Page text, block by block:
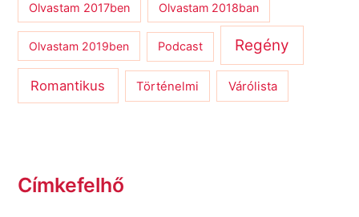
Olvastam 2017ben Olvastam 2018ban
Olvastam 2019ben Podcast Regény
Romantikus Történelmi Várólista
Címkefelhő